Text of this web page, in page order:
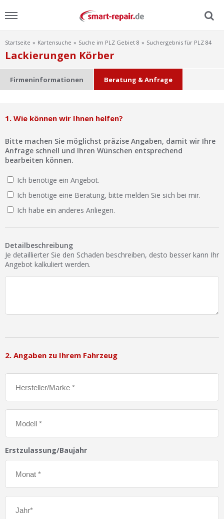
Menu
Home
Ratgeber
FAQ
Lexikon
Video
Ist Ihre Werkstatt schon dabei?
Werkstatt Login
Startseite Kartensuche Suche im PLZ Gebiet 8 Suchergebnis für PLZ 84
Lackierungen Körber
Firmeninformationen Beratung & Anfrage
1. Wie können wir Ihnen helfen?
Bitte machen Sie möglichst präzise Angaben, damit wir Ihre
Anfrage schnell und Ihren Wünschen entsprechend
bearbeiten können.
Ich benötige ein Angebot.
Ich benötige eine Beratung, bitte melden Sie sich bei mir.
Ich habe ein anderes Anliegen.
Detailbeschreibung
Je detaillierter Sie den Schaden beschreiben, desto besser kann Ihr
Angebot kalkuliert werden.
2. Angaben zu Ihrem Fahrzeug
Erstzulassung/Baujahr